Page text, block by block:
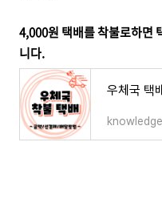
4,000원 택배를 착불로하면
니다.